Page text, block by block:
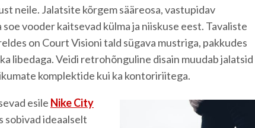
neile. Jalatsite kõrgem sääreosa, vastupidav
vooder kaitsevad külma ja niiskuse eest. Tavaliste
on Court Visioni tald sügava mustriga, pakkudes
libedaga. Veidi retrohõnguline disain muudab jalatsid
komplektide kui ka kontoririitega.
esile Nike City
sobivad ideaalselt